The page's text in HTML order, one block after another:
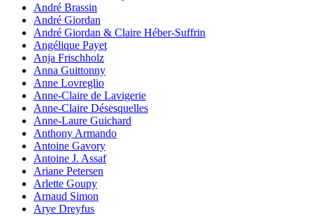
André Brassin
André Giordan
André Giordan & Claire Héber-Suffrin
Angélique Payet
Anja Frischholz
Anna Guittonny
Anne Lovreglio
Anne-Claire de Lavigerie
Anne-Claire Désesquelles
Anne-Laure Guichard
Anthony Armando
Antoine Gavory
Antoine J. Assaf
Ariane Petersen
Arlette Goupy
Arnaud Simon
Arye Dreyfus